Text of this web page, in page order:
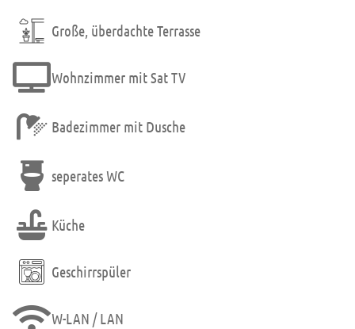
Große, überdachte Terrasse
Wohnzimmer mit Sat TV
Badezimmer mit Dusche
seperates WC
Küche
Geschirrspüler
W-LAN / LAN